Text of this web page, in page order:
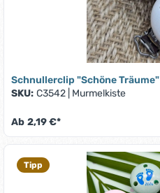
Schnullerclip "Schöne Träume"
SKU: C3542 Murmelkiste
Ab 2,19 €*
Tipp